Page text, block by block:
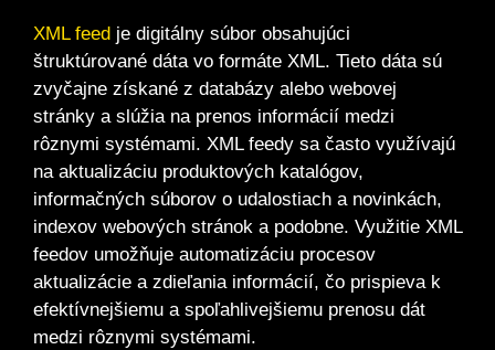
XML feed je digitálny súbor obsahujúci
štruktúrované dáta vo formáte XML. Tieto dáta sú
zvyčajne získané z databázy alebo webovej
stránky a slúžia na prenos informácií medzi
rôznymi systémami. XML feedy sa často využívajú
na aktualizáciu produktových katalógov,
informačných súborov o udalostiach a novinkách,
indexov webových stránok a podobne. Využitie XML
feedov umožňuje automatizáciu procesov
aktualizácie a zdieľania informácií, čo prispieva k
efektívnejšiemu a spoľahlivejšiemu prenosu dát
medzi rôznymi systémami.